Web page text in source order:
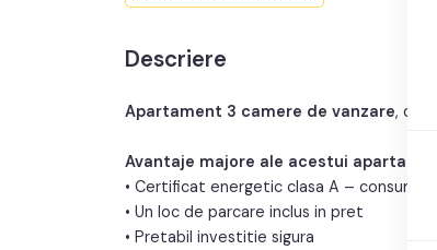
Nr. parcari:
An constructie:
Descriere
Apartament 3 camere de vanzare,
Avantaje majore ale acestui
• Certificat energetic clasa A – consum
• Un loc de parcare inclus in pret
• Pretabil investitie sigura